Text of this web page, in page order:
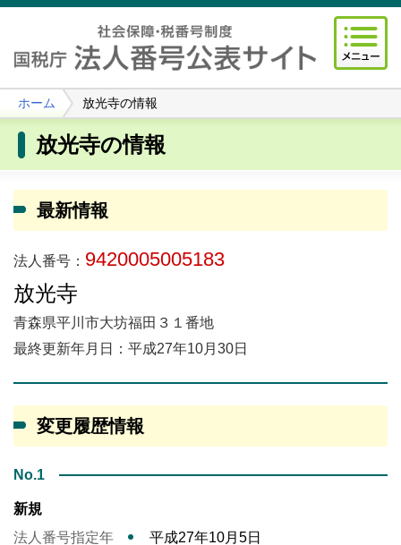
ホーム 放光寺の情報
放光寺の情報
最新情報
法人番号： 9420005005183
放光寺
青森県平川市大坊福田３１番地
最終更新年月日：平成27年10月30日
変更履歴情報
No.1
新規
法人番号指定年
平成27年10月5日